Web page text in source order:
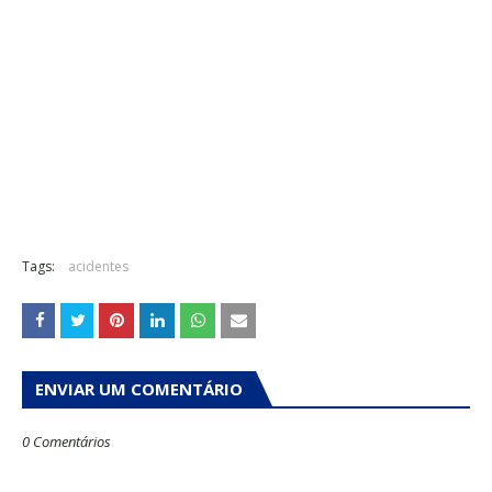
Tags: acidentes
ENVIAR UM COMENTÁRIO
0 Comentários